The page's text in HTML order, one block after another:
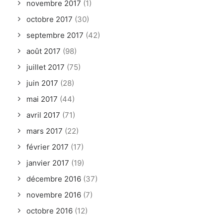
novembre 2017 (1)
octobre 2017 (30)
septembre 2017 (42)
août 2017 (98)
juillet 2017 (75)
juin 2017 (28)
mai 2017 (44)
avril 2017 (71)
mars 2017 (22)
février 2017 (17)
janvier 2017 (19)
décembre 2016 (37)
novembre 2016 (7)
octobre 2016 (12)